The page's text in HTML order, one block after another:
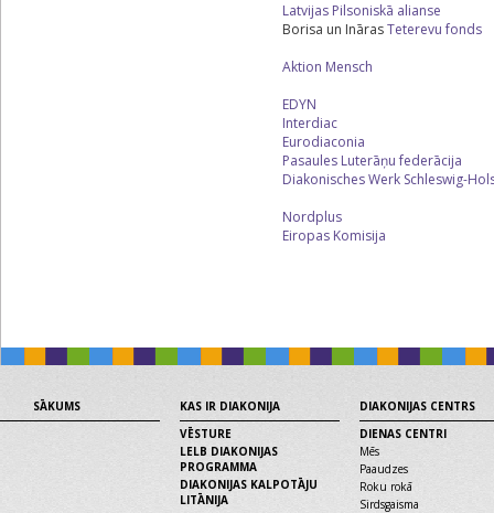
Latvijas Pilsoniskā alianse
‌Borisa un InārasTeterevu fonds
Aktion Mensch
EDYN
Interdiac
Eurodiaconia
Pasaules Luterāņu federācija
‌Diakonisches Werk Schleswig-
Nordplus
Eiropas Komisija
SĀKUMS
KAS IR DIAKONIJA
VĒSTURE
LELB DIAKONIJAS
PROGRAMMA
DIAKONIJAS KALPOTĀJU
LITĀNIJA
DIAKONIJAS CENTRS
DIENAS CENTRI
Mēs
Paaudzes
Roku rokā
Sirdsgaisma